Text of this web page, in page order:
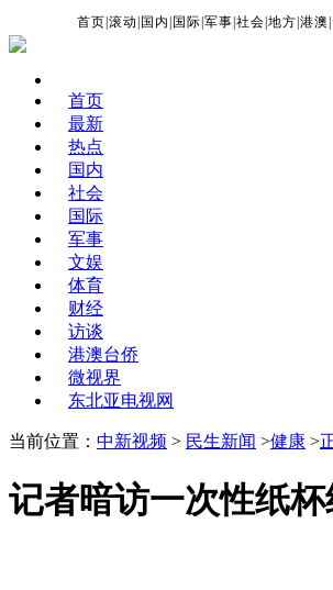
首页 |滚动 国内 国际 |军事 |社会 |地方 |港澳
首页
最新
热点
国内
社会
国际
军事
文娱
体育
财经
访谈
港澳台侨
微视界
东北亚电视网
当前位置： 中新视频 > 民生新闻 >健康 >
记者暗访一次性纸